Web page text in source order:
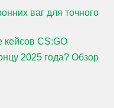
ваг для точного
кейсов CS:GO
2025 года? Обзор